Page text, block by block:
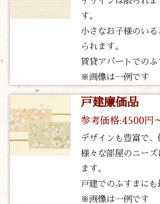
す。
小さなお子様のい
られます。
賃貸アパートでのふ
※画像は一例です
戸建廉価品
参考価格:4500円
デザインも豊富で、
様々な部屋のニー
ます。
戸建でのふすまにも
※画像は一例です